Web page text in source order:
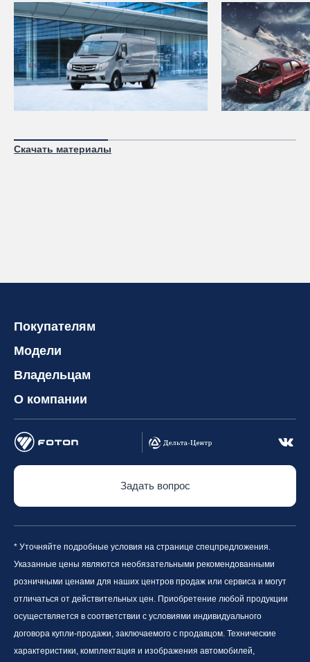
Скачать материалы
Покупателям
Модели
Владельцам
О компании
Задать вопрос
* Уточняйте подробные условия на странице спецпредложения.
Указанные цены являются необязательными рекомендованными
розничными ценами для наших центров продаж или сервиса и могут
отличаться от действительных цен. Приобретение любой продукции
осуществляется в соответствии с условиями индивидуального
договора купли-продажи, заключаемого с продавцом. Технические
характеристики, комплектация и изображения автомобилей,